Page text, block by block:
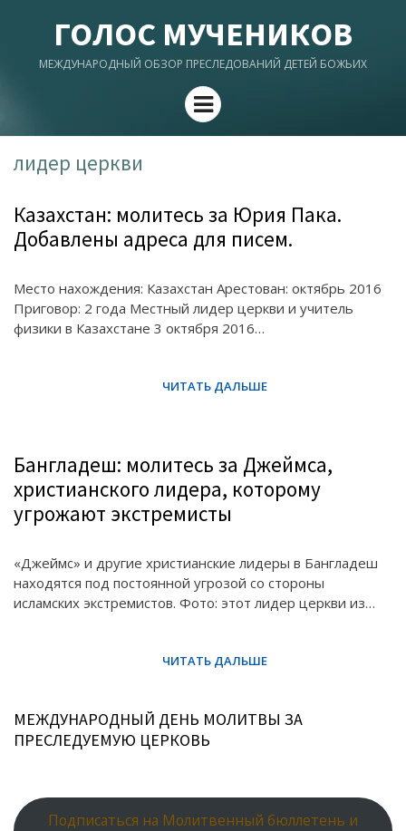
ГОЛОС МУЧЕНИКОВ
МЕЖДУНАРОДНЫЙ ОБЗОР ПРЕСЛЕДОВАНИЙ ДЕТЕЙ БОЖЬИХ
Menu
лидер церкви
Казахстан: молитесь за Юрия Пака.
Добавлены адреса для писем.
Место нахождения: Казахстан Арестован: октябрь 2016
Приговор: 2 года Местный лидер церкви и учитель
физики в Казахстане 3 октября 2016…
Бангладеш: молитесь за Джеймса,
христианского лидера, которому
угрожают экстремисты
«Джеймс» и другие христианские лидеры в Бангладеш
находятся под постоянной угрозой со стороны
исламских экстремистов. Фото: этот лидер церкви из…
МЕЖДУНАРОДНЫЙ ДЕНЬ МОЛИТВЫ ЗА
ПРЕСЛЕДУЕМУЮ ЦЕРКОВЬ
Подписаться на Молитвенный бюллетень и